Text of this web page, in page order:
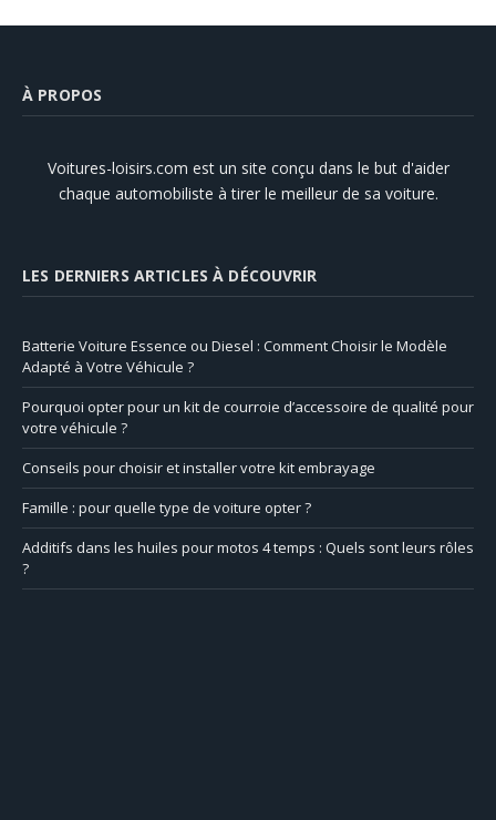
À PROPOS
Voitures-loisirs.com est un site conçu dans le but d'aider
chaque automobiliste à tirer le meilleur de sa voiture.
LES DERNIERS ARTICLES À DÉCOUVRIR
Batterie Voiture Essence ou Diesel : Comment Choisir le Modèle
Adapté à Votre Véhicule ?
Pourquoi opter pour un kit de courroie d’accessoire de qualité pour
votre véhicule ?
Conseils pour choisir et installer votre kit embrayage
Famille : pour quelle type de voiture opter ?
Additifs dans les huiles pour motos 4 temps : Quels sont leurs rôles
?